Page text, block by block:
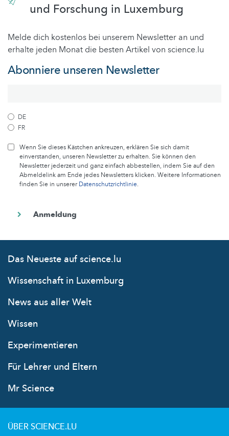
und Forschung in Luxemburg
Melde dich kostenlos bei unserem Newsletter an und
erhalte jeden Monat die besten Artikel von science.lu
Abonniere unseren Newsletter
DE
FR
Wenn Sie dieses Kästchen ankreuzen, erklären Sie sich damit
einverstanden, unseren Newsletter zu erhalten. Sie können den
Newsletter jederzeit und ganz einfach abbestellen, indem Sie auf den
Abmeldelink am Ende jedes Newsletters klicken. Weitere Informationen
finden Sie in unsererDatenschutzrichtlinie.
Das Neueste auf science.lu
Wissenschaft in Luxemburg
News aus aller Welt
Wissen
Experimentieren
Für Lehrer und Eltern
Mr Science
ÜBER SCIENCE.LU